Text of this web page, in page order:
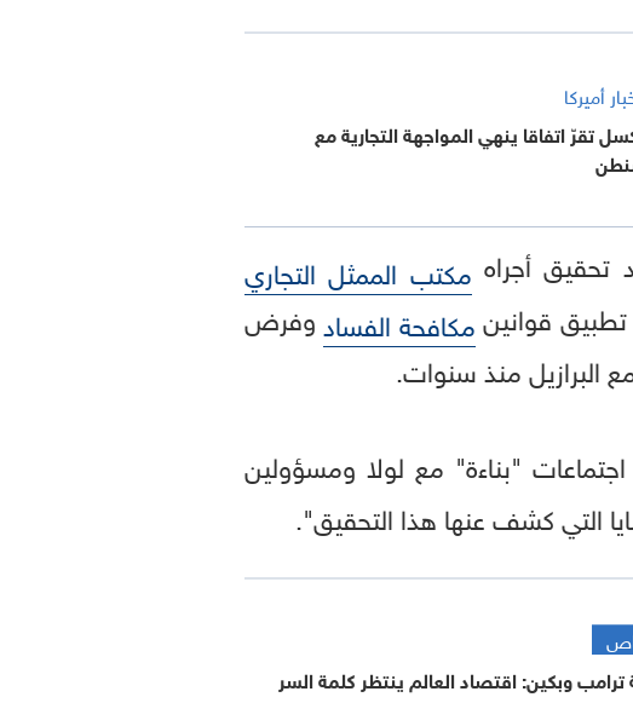
أميركا
تقرّ اتفاقا ينهي المواجهة التجارية مع
أجراه مكتب الممثل التجاري
قوانينمكافحة الفسادوفرض
البرازيل منذ سنوات.
"بناءة" مع لولا ومسؤولين
التي كشف عنها هذا التحقيق".
وبكين: اقتصاد العالم ينتظر كلمة السر